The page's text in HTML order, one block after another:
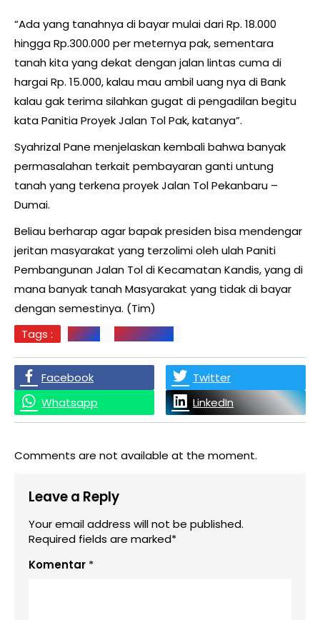
“Ada yang tanahnya di bayar mulai dari Rp. 18.000
hingga Rp.300.000 per meternya pak, sementara
tanah kita yang dekat dengan jalan lintas cuma di
hargai Rp. 15.000, kalau mau ambil uang nya di Bank
kalau gak terima silahkan gugat di pengadilan begitu
kata Panitia Proyek Jalan Tol Pak, katanya”.
Syahrizal Pane menjelaskan kembali bahwa banyak
permasalahan terkait pembayaran ganti untung
tanah yang terkena proyek Jalan Tol Pekanbaru –
Dumai.
Beliau berharap agar bapak presiden bisa mendengar
jeritan masyarakat yang terzolimi oleh ulah Paniti
Pembangunan Jalan Tol di Kecamatan Kandis, yang di
mana banyak tanah Masyarakat yang tidak di bayar
dengan semestinya. (Tim)
Tags :
DUMAI PEKANBARU
Facebook
Twitter
Whatsapp
LinkedIn
Comments are not available at the moment.
Leave a Reply
Your email address will not be published.
Required fields are marked*
Komentar *